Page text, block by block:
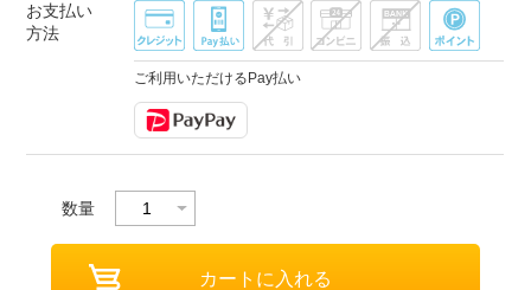
お支払い
方法
ご利用いただけるPay払い
数量